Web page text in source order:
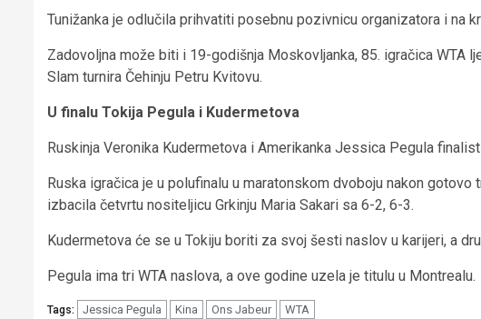
Tunižanka je odlučila prihvatiti posebnu pozivnicu organizatora i na
Zadovoljna može biti i 19-godišnja Moskovljanka, 85. igračica WTA
Slam turnira Čehinju Petru Kvitovu.
U finalu Tokija Pegula i Kudermetova
Ruskinja Veronika Kudermetova i Amerikanka Jessica Pegula
Ruska igračica je u polufinalu u maratonskom dvoboju nakon
izbacila četvrtu nositeljicu Grkinju Maria Sakari sa 6-2, 6-3.
Kudermetova će se u Tokiju boriti za svoj šesti naslov u karijeri, a
Pegula ima tri WTA naslova, a ove godine uzela je titulu u Montrealu.
Tags: Jessica Pegula Kina Ons Jabeur WTA